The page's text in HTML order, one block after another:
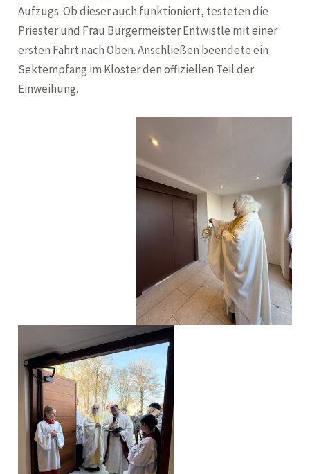
Aufzugs. Ob dieser auch funktioniert, testeten die
Priester und Frau Bürgermeister Entwistle mit einer
ersten Fahrt nach Oben. Anschließen beendete ein
Sektempfang im Kloster den offiziellen Teil der
Einweihung.